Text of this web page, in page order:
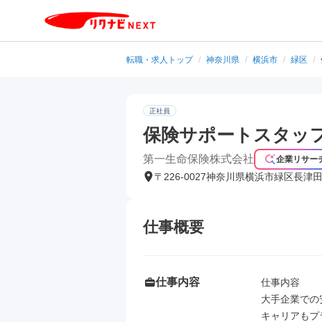
転職・求人トップ / 神奈川県 / 横浜市 / 緑区 /
正社員
保険サポートスタッ
第一生命保険株式会社 企業リサー
〒226-0027神奈川県横浜市緑区長津田
仕事概要
仕事内容
仕事内容
大手企業で
キャリアもプ